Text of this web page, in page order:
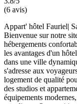
(6 avis)
Appart' hôtel Fauriel|
Bienvenue sur notre
hébergements
les avantages d'un
dans une ville
s'adresse aux
logement de qualité
des studios et
équipements